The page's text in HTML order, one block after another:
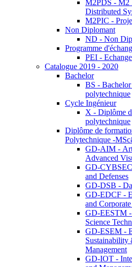
M2PDS - M2
Distributed
M2PIC -
Non Diplomant
ND - Non
Programme
PEI -
Catalogue 2019 - 2020
Bachelor
BS -
polytechnique
Cycle Ingénieur
X - Diplôme
polytechnique
Diplôme de
Polytechnique -
GD-AIM -
Advanced
GD-
and Defenses
GD-DSB -
GD-EDCF -
and
GD-EESTM -
Science
GD-ESEM -
Sustainability
Management
GD-IOT -